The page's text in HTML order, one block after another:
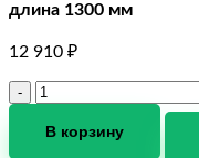
длина 1300 мм
12 910 ₽
Количество
Стеллаж
В корзину